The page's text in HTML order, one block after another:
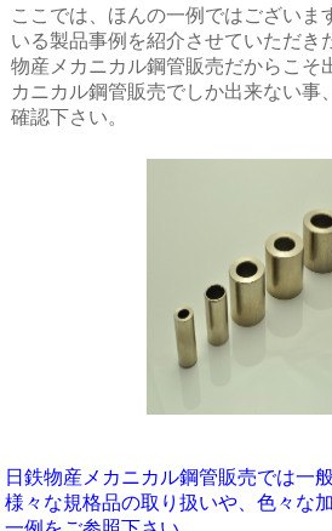
ここでは、ほんの一例ではございま
いる製品事例を紹介させていただき
物産メカニカル鋼管販売だからこそ
カニカル鋼管販売でしか出来ない事
確認下さい。
日鉄物産メカニカル鋼管販売では一
様々な規格品の取り扱いや、色々な